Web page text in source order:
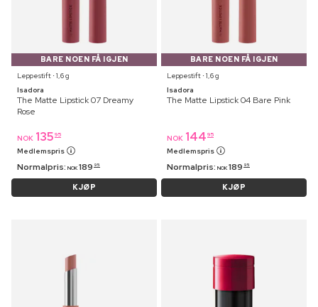
BARE NOEN FÅ IGJEN
Leppestift ⋅ 1,6 g
Isadora
The Matte Lipstick 07 Dreamy
Rose
NOK 135 95
Medlemspris
Normalpris: NOK 189 95
KJØP
BARE NOEN FÅ IGJEN
Leppestift ⋅ 1,6 g
Isadora
The Matte Lipstick 04 Bare Pink
NOK 144 95
Medlemspris
Normalpris: NOK 189 95
KJØP